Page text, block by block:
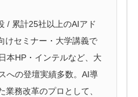
/ 累計25社以上のAIアド
けセミナー・大学講義で
本HP・インテルなど、大
への登壇実績多数。AI導
業務改革のプロとして、